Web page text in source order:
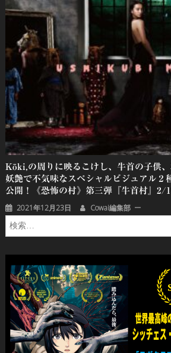
Kōki,の周りに映るこけし、牛首の子供、
妖艶で不気味なスペシャルビジュアル２
公開！《恐怖の村》第三弾『牛首村』2/
2021年12月23日 Cowai編集部